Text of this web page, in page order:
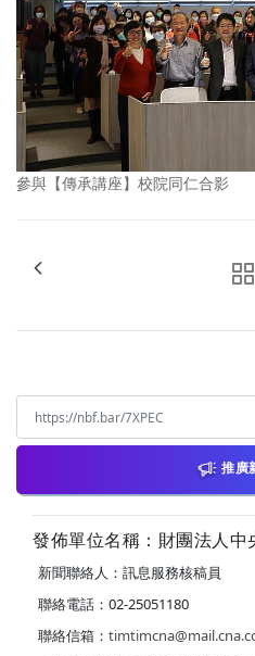
參與【傳承講座】校院同仁合影
推廣
發佈單位名稱：財團法人中
新聞聯絡人：訊息服務核稿員
聯絡電話：02-25051180
聯絡信箱：